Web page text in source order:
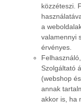
közzéteszi.
a
valamennyi
érvényes.
Szolgáltató
(webshop
annak
akkor is, ha